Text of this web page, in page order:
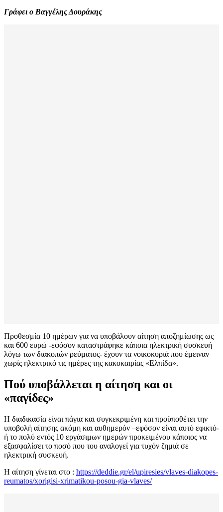
Γράφει ο Βαγγέλης Δουράκης
Προθεσμία 10 ημέρων για να υποβάλουν αίτηση αποζημίωσης ως
και 600 ευρώ -εφόσον καταστράφηκε κάποια ηλεκτρική συσκευή
λόγω των διακοπών ρεύματος- έχουν τα νοικοκυριά που έμειναν
χωρίς ηλεκτρικό τις ημέρες της κακοκαιρίας «Ελπίδα».
Πού υποβάλλεται η αίτηση και οι
«παγίδες»
Η διαδικασία είναι πάγια και συγκεκριμένη και προϋποθέτει την
υποβολή αίτησης ακόμη και αυθημερόν –εφόσον είναι αυτό εφικτό-
ή το πολύ εντός 10 εργάσιμων ημερών προκειμένου κάποιος να
εξασφαλίσει το ποσό που του αναλογεί για τυχόν ζημιά σε
ηλεκτρική συσκευή.
Η αίτηση γίνεται στο : https://deddie.gr/el/upiresies/vlaves-diakopes-
reumatos/xorigisi-xrimatikou-posou-gia-vlaves/